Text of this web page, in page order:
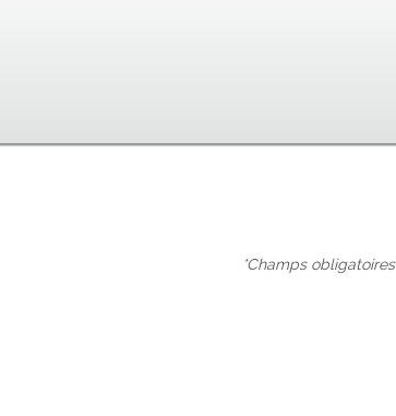
*Champs obligatoires